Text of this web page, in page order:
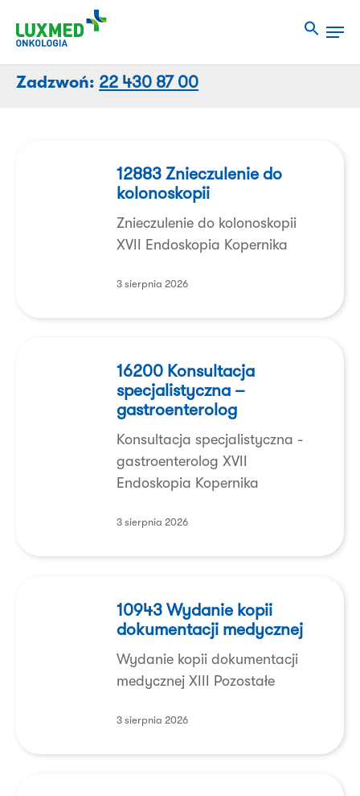
strony
Menu
Zadzwoń: 22 430 87 00
Znieczulenie
kolonoskopii
12883 Znieczulenie do
kolonoskopii
Znieczulenie do kolonoskopii
XVII Endoskopia Kopernika
3 sierpnia 2026
Konsultacja
specjalistyczna
gastroenterolog
16200 Konsultacja
specjalistyczna –
gastroenterolog
Konsultacja specjalistyczna -
gastroenterolog XVII
Endoskopia Kopernika
3 sierpnia 2026
Wydanie
kopii
dokumentacji
medycznej
10943 Wydanie kopii
dokumentacji medycznej
Wydanie kopii dokumentacji
medycznej XIII Pozostałe
3 sierpnia 2026